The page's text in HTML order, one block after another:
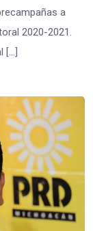
a
2020-2021.
[…]